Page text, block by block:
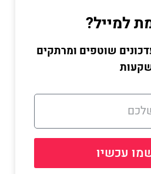
למייל?
שוטפים ומרתקים
עכשיו